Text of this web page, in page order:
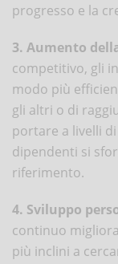
progresso e la
3. Aumento
competitivo, gli
modo più
gli altri o di
portare a livelli
dipendenti si
riferimento.
4. Sviluppo
continuo
più inclini a